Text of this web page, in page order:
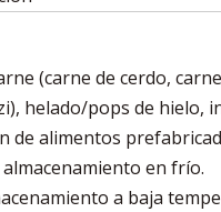
(carne de cerdo,
helado/pops de hielo,
de alimentos
en frío.
a baja